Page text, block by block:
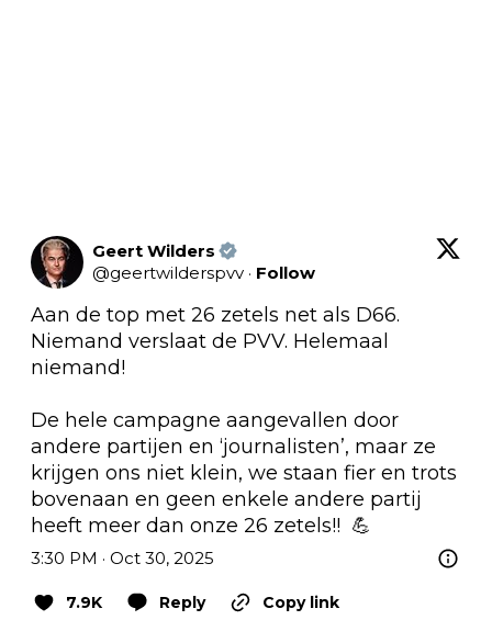
Geert Wilders
@geertwilderspvv · Follow
Aan de top met 26 zetels net als D66.
Niemand verslaat de PVV. Helemaal
niemand!
De hele campagne aangevallen door
andere partijen en ‘journalisten’, maar ze
krijgen ons niet klein, we staan fier en trots
bovenaan en geen enkele andere partij
heeft meer dan onze 26 zetels!!  💪
3:30 PM · Oct 30, 2025
7.9K Reply
Copy link